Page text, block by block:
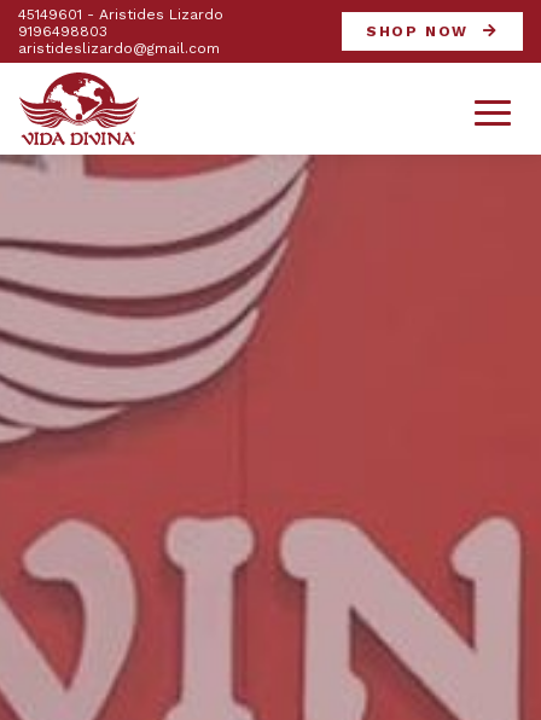
45149601 - Aristides Lizardo
9196498803
aristideslizardo@gmail.com
SHOP NOW